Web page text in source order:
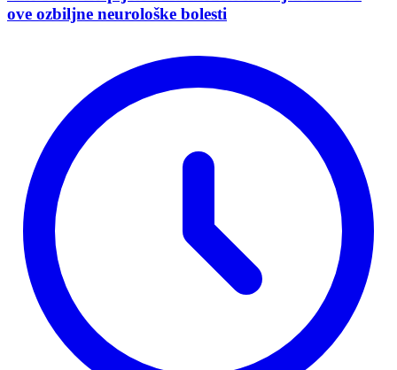
ove ozbiljne neurološke bolesti